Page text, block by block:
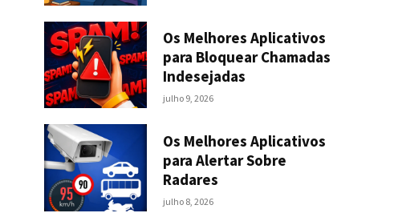
Os Melhores Aplicativos
para Bloquear Chamadas
Indesejadas
julho 9, 2026
Os Melhores Aplicativos
para Alertar Sobre
Radares
julho 8, 2026